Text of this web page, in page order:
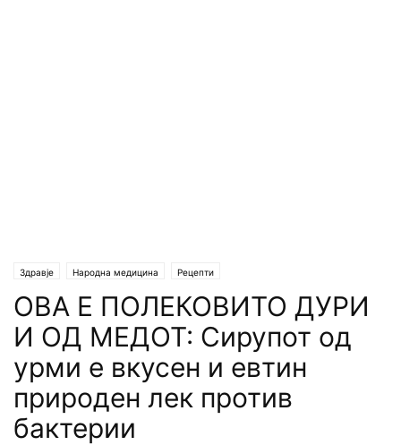
Здравје Народна медицина Рецепти
ОВА Е ПОЛЕКОВИТО ДУРИ
И ОД МЕДОТ: Сирупот од
урми е вкусен и евтин
природен лек против
бактерии